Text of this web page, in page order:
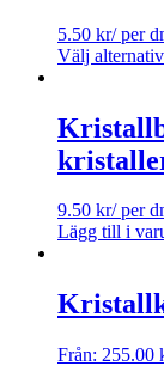
5.50 kr/ per
Välj alternativ
9.50 kr/ per
Lägg till i
Från: 255.00